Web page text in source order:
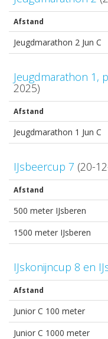
Afstand
Jeugdmarathon 2 Jun C
Jeugdmarathon 1,
2025)
Afstand
Jeugdmarathon 1 Jun C
IJsbeercup 7 (20-
Afstand
500 meter IJsberen
1500 meter IJsberen
IJskonijncup 8 en
Afstand
Junior C 100 meter
Junior C 1000 meter